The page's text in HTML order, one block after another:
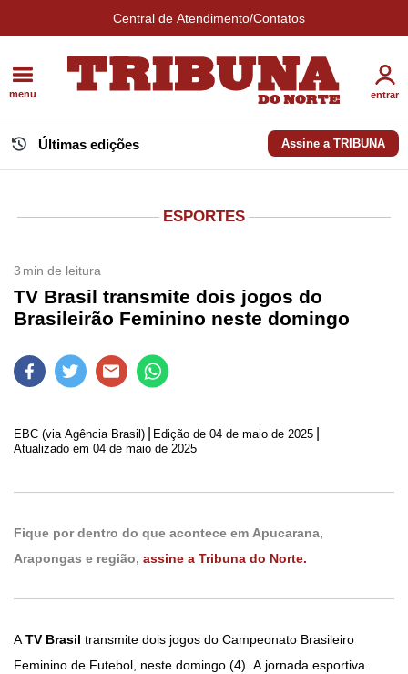
Central de Atendimento/Contatos
menu entrar
Últimas edições Assine a TRIBUNA
ESPORTES
3 min de leitura
TV Brasil transmite dois jogos do
Brasileirão Feminino neste domingo
EBC (via Agência Brasil) Edição de 04 de maio de 2025
Atualizado em 04 de maio de 2025
Fique por dentro do que acontece em Apucarana,
Arapongas e região, assine a Tribuna do Norte.
ATV Brasil transmite dois jogos do Campeonato Brasileiro
Feminino de Futebol, neste domingo (4). A jornada esportiva